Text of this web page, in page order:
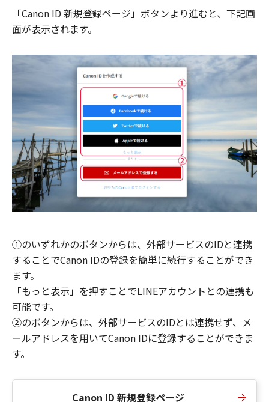
「Canon ID 新規登録ページ」ボタンより進むと、下記画
面が表示されます。
①のいずれかのボタンからは、外部サービスのIDと連携
することでCanon IDの登録を簡単に続行することができ
ます。
「もっと表示」を押すことでLINEアカウントとの連携も
可能です。
②のボタンからは、外部サービスのIDとは連携せず、メ
ールアドレスを用いてCanon IDに登録することができま
す。
Canon ID 新規登録ページ